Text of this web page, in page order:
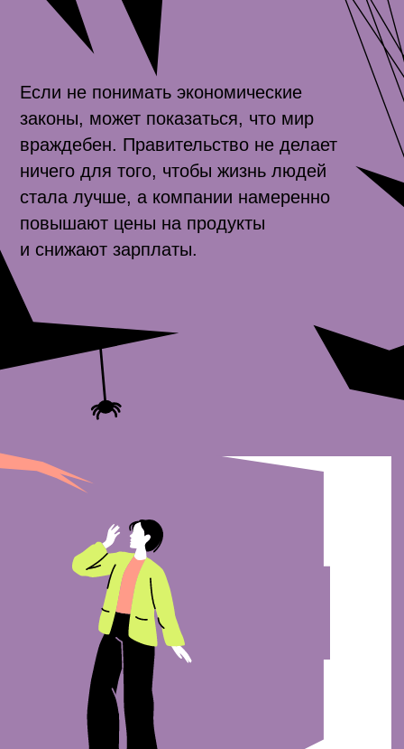
Но если хотя бы на базовом уровне
разобраться в экономике, можно понять,
почему цены растут, а зарплаты — нет,
почему кредиты дорожают, а рубль
дешевеет. А ещё определить, например,
когда будет выгоднее положить деньги
на депозит, в какой валюте хранить
сбережения, когда можно брать кредит,
а когда не стоит этого делать.